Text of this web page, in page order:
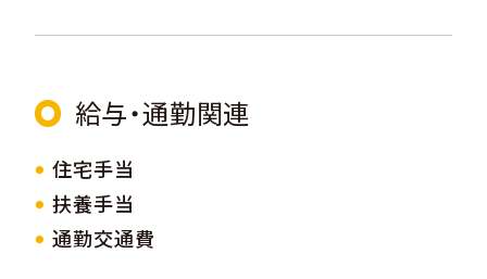
給与・通勤関連
住宅手当
扶養手当
通勤交通費